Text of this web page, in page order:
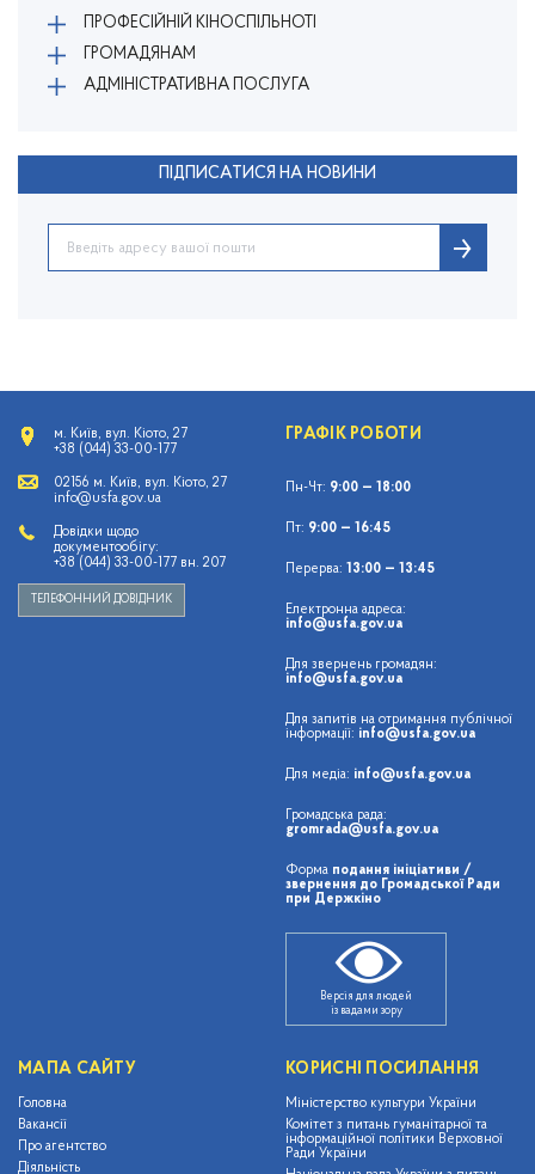
ПРОФЕСІЙНІЙ КІНОСПІЛЬНОТІ
ГРОМАДЯНАМ
АДМІНІСТРАТИВНА ПОСЛУГА
ПІДПИСАТИСЯ НА НОВИНИ
м. Київ, вул. Кіото, 27
+38 (044) 33-00-177
02156 м. Київ, вул. Кіото, 27
info@usfa.gov.ua
Довідки щодо
документообігу:
+38 (044) 33-00-177 вн. 207
ТЕЛЕФОННИЙ ДОВІДНИК
ГРАФІК РОБОТИ
Пн-Чт: 9:00 — 18:00
Пт: 9:00 — 16:45
Перерва: 13:00 — 13:45
Електронна адреса:
info@usfa.gov.ua
Для звернень громадян:
info@usfa.gov.ua
Для запитів на отримання публічної
інформації: info@usfa.gov.ua
Для медіа: info@usfa.gov.ua
Громадська рада:
gromrada@usfa.gov.ua
Форма подання ініціативи /
звернення до Громадської Ради
при Держкіно
Версія для людей
із вадами зору
МАПА САЙТУ
Головна
Вакансії
Про агентство
Діяльність
КОРИСНІ ПОСИЛАННЯ
Міністерство культури України
Комітет з питань гуманітарної та
інформаційної політики Верховної
Ради України